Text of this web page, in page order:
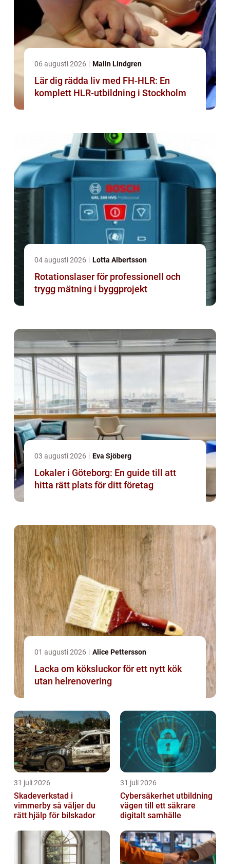
06 augusti 2026 Malin Lindgren
Lär dig rädda liv med FH-HLR: En
komplett HLR-utbildning i Stockholm
04 augusti 2026 Lotta Albertsson
Rotationslaser för professionell och
trygg mätning i byggprojekt
03 augusti 2026 Eva Sjöberg
Lokaler i Göteborg: En guide till att
hitta rätt plats för ditt företag
01 augusti 2026 Alice Pettersson
Lacka om köksluckor för ett nytt kök
utan helrenovering
31 juli 2026
Skadeverkstad i
vimmerby så väljer du
rätt hjälp för bilskador
31 juli 2026
Cybersäkerhet utbildning
vägen till ett säkrare
digitalt samhälle